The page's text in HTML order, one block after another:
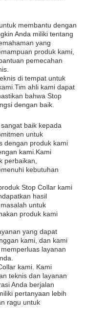
membantu dengan
Anda miliki tentang
yang
produk kami,
pemecahan
di tempat untuk
ahli kami dapat
bahwa Stop
dengan baik.
baik kepada
untuk
dengan produk kami
kami.Kami
perbaikan,
kebutuhan
Stop Collar kami
hasil
untuk
produk kami
yang dapat
kami, dan kami
layanan
kami. Kami
teknis dan layanan
Anda berjalan
pertanyaan lebih
ragu untuk